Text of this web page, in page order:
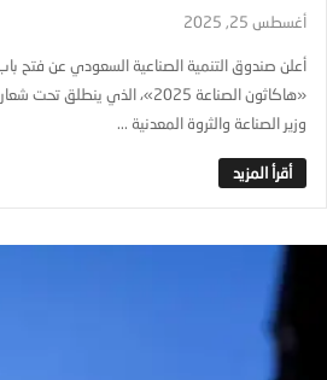
أغسطس 25, 2025
أعلن صندوق التنمية الصناعية السعودي عن فتح
«هاكاثون الصناعة 2025»، الذي
وزير الصناعة والثروة المعدنية ...